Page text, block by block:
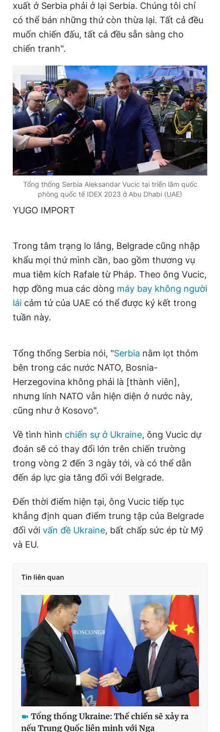
xuất ở Serbia phải ở lại Serbia. Chúng tôi chỉ
có thể bán những thứ còn thừa lại. Tất cả đều
muốn chiến đấu, tất cả đều sẵn sàng cho
chiến tranh".
Tổng thống Serbia Aleksandar Vucic tại triển lãm quốc
phòng quốc tế IDEX 2023 ở Abu Dhabi (UAE)
YUGO IMPORT
Trong tâm trạng lo lắng, Belgrade cũng nhập
khẩu mọi thứ mình cần, bao gồm thương vụ
mua tiêm kích Rafale từ Pháp. Theo ông Vucic,
hợp đồng mua các dòng máy bay không người
lái cảm tử của UAE có thể được ký kết trong
tuần này.
Tổng thống Serbia nói, "Serbia nằm lọt thỏm
bên trong các nước NATO, Bosnia-
Herzegovina không phải là [thành viên],
nhưng lính NATO vẫn hiện diện ở nước này,
cũng như ở Kosovo".
Về tình hình chiến sự ở Ukraine, ông Vucic dự
đoán sẽ có thay đổi lớn trên chiến trường
trong vòng 2 đến 3 ngày tới, và có thể dẫn
đến áp lực gia tăng đối với Belgrade.
Đến thời điểm hiện tại, ông Vucic tiếp tục
khẳng định quan điểm trung tập của Belgrade
đối với vấn đề Ukraine, bất chấp sức ép từ Mỹ
và EU.
Tin liên quan
Tổng thống Ukraine: Thế chiến sẽ xảy ra
nếu Trung Quốc liên minh với Nga